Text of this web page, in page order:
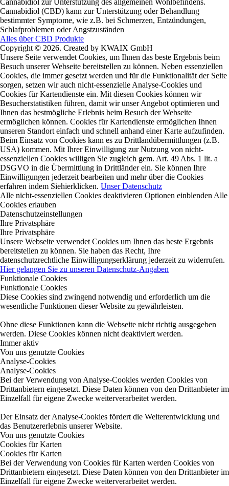
Cannabidiol zur Unterstützung des allgemeinen Wohlbefindens.
Cannabidiol (CBD) kann zur Unterstützung oder Behandlung
bestimmter Symptome, wie z.B. bei Schmerzen, Entzündungen,
Schlafproblemen oder Angstzuständen
Alles über CBD Produkte
Copyright © 2026. Created by KWAIX GmbH
Unsere Seite verwendet Cookies, um Ihnen das beste Ergebnis beim
Besuch unserer Webseite bereitstellen zu können. Neben essenziellen
Cookies, die immer gesetzt werden und für die Funktionalität der Seite
sorgen, setzen wir auch nicht-essenzielle Analyse-Cookies und
Cookies für Kartendienste ein. Mit diesen Cookies können wir
Besucherstatistiken führen, damit wir unser Angebot optimieren und
Ihnen das bestmögliche Erlebnis beim Besuch der Webseite
ermöglichen können. Cookies für Kartendienste ermöglichen Ihnen
unseren Standort einfach und schnell anhand einer Karte aufzufinden.
Beim Einsatz von Cookies kann es zu Drittlandübermittlungen (z.B.
USA) kommen. Mit Ihrer Einwilligung zur Nutzung von nicht-
essenziellen Cookies willigen Sie zugleich gem. Art. 49 Abs. 1 lit. a
DSGVO in die Übermittlung in Drittländer ein. Sie können Ihre
Einwilligungen jederzeit bearbeiten und mehr über die Cookies
erfahren indem Siehierklicken. Unser Datenschutz
Alle nicht-essenziellen Cookies deaktivieren Optionen einblenden Alle
Cookies erlauben
Datenschutzeinstellungen
Ihre Privatsphäre
Ihre Privatsphäre
Unsere Webseite verwendet Cookies um Ihnen das beste Ergebnis
bereitstellen zu können. Sie haben das Recht, Ihre
datenschutzrechtliche Einwilligungserklärung jederzeit zu widerrufen.
Hier gelangen Sie zu unseren Datenschutz-Angaben
Funktionale Cookies
Funktionale Cookies
Diese Cookies sind zwingend notwendig und erforderlich um die
wesentliche Funktionen dieser Website zu gewährleisten.
Ohne diese Funktionen kann die Webseite nicht richtig ausgegeben
werden. Diese Cookies können nicht deaktiviert werden.
Immer aktiv
Von uns genutzte Cookies
Analyse-Cookies
Analyse-Cookies
Bei der Verwendung von Analyse-Cookies werden Cookies von
Drittanbietern eingesetzt. Diese Daten können von den Drittanbieter im
Einzelfall für eigene Zwecke weiterverarbeitet werden.
Der Einsatz der Analyse-Cookies fördert die Weiterentwicklung und
das Benutzererlebnis unserer Website.
Von uns genutzte Cookies
Cookies für Karten
Cookies für Karten
Bei der Verwendung von Cookies für Karten werden Cookies von
Drittanbietern eingesetzt. Diese Daten können von den Drittanbieter im
Einzelfall für eigene Zwecke weiterverarbeitet werden.